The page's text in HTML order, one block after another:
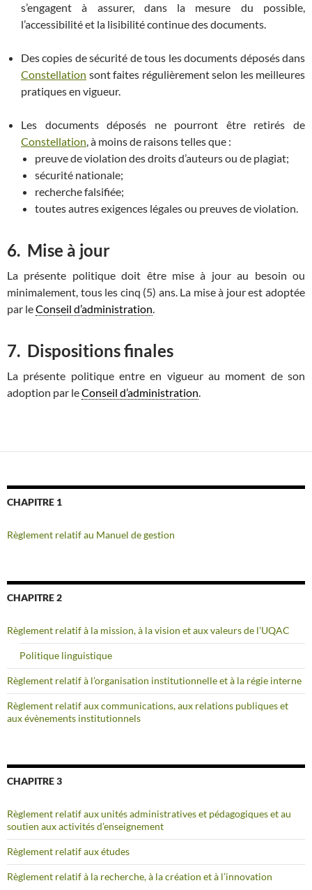
s’engagent à assurer, dans la mesure du possible,
l’accessibilité et la lisibilité continue des documents.
Des copies de sécurité de tous les documents déposés dans
Constellation sont faites régulièrement selon les meilleures
pratiques en vigueur.
Les documents déposés ne pourront être retirés de
Constellation, à moins de raisons telles que :
preuve de violation des droits d’auteurs ou de plagiat;
sécurité nationale;
recherche falsifiée;
toutes autres exigences légales ou preuves de violation.
6. Mise à jour
La présente politique doit être mise à jour au besoin ou
minimalement, tous les cinq (5) ans. La mise à jour est adoptée
par leConseil d’administration.
7. Dispositions finales
La présente politique entre en vigueur au moment de son
adoption par leConseil d’administration.
CHAPITRE 1
Règlement relatif au Manuel de gestion
CHAPITRE 2
Règlement relatif à la mission, à la vision et aux valeurs de l’UQAC
Politique linguistique
Règlement relatif à l’organisation institutionnelle et à la régie interne
Règlement relatif aux communications, aux relations publiques et
aux évènements institutionnels
CHAPITRE 3
Règlement relatif aux unités administratives et pédagogiques et au
soutien aux activités d’enseignement
Règlement relatif aux études
Règlement relatif à la recherche, à la création et à l’innovation